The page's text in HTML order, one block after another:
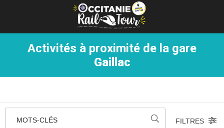
Panneau de gestion des cookies
Activités à proximité de la gare
Gaillac
MOTS-CLÉS FILTRES